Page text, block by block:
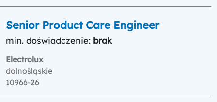
Senior Product Care Engineer
min. doświadczenie: brak
Electrolux
dolnośląskie
10966-26